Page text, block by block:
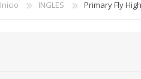
Inicio INGLES Primary Fly